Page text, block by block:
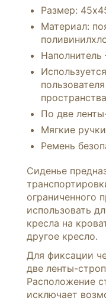
Размер:
Материал:
Наполнитель
пространства
По две
Мягкие
Ремень
Сиденье
ограниченного
использовать
кресла на
другое кресло.
Для фиксации
две ленты-
Расположение
исключает